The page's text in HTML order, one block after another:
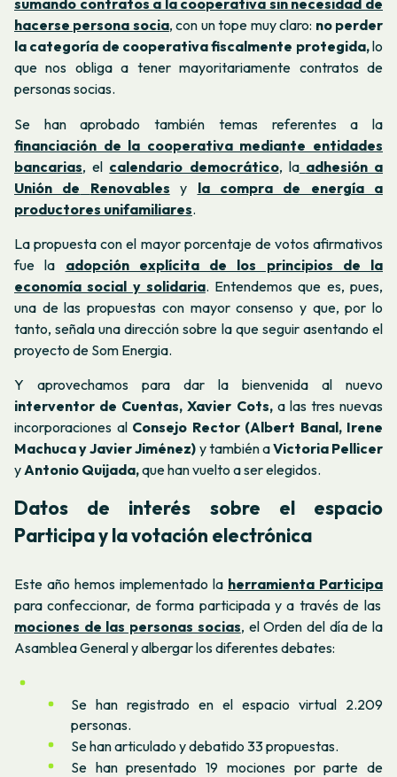
sumando contratos a la cooperativa sin necesidad de
hacerse persona socia, con un tope muy claro: no perder
la categoría de cooperativa fiscalmente protegida,lo
que nos obliga a tener mayoritariamente contratos de
personas socias.
Se han aprobado también temas referentes a la
financiación de la cooperativa mediante entidades
bancarias, el calendario democrático, la adhesión a
Unión de
Renovables y la compra de energía a
productores unifamiliares.
La propuesta con el mayor porcentaje de votos afirmativos
fue la adopción explícita de los principios de la
economía social y solidaria. Entendemos que es, pues,
una de las propuestas con mayor consenso y que, por lo
tanto, señala una dirección sobre la que seguir asentando el
proyecto de Som Energia.
Y aprovechamos para dar la bienvenida al nuevo
interventor de Cuentas, Xavier Cots, a las tres nuevas
incorporaciones al Consejo Rector (Albert Banal, Irene
Machuca y Javier Jiménez) y también aVictoria Pellicer
yAntonio Quijada,que han vuelto a ser elegidos.
Datos de interés sobre el espacio
Participa y la votación electrónica
Este año hemos implementado la herramienta Participa
para confeccionar, de forma participada y a través de las
mociones de las personas socias, el Orden del día de la
Asamblea General y albergar los diferentes debates:
Se han registrado en el espacio virtual 2.209
personas.
Se han articulado y debatido 33 propuestas.
Se han presentado 19 mociones por parte de